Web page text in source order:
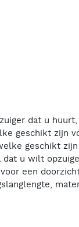
dat u huurt,
geschikt zijn
geschikt
u wilt
een